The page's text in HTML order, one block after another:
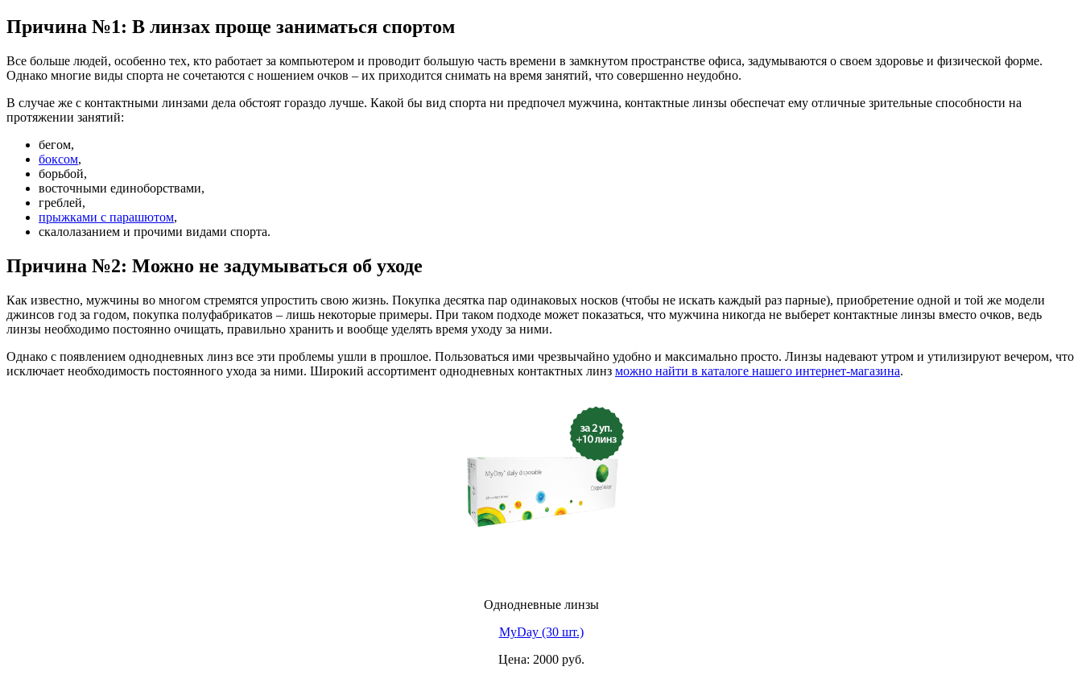
Причина №1: В линзах проще заниматься спортом
Все больше людей, особенно тех, кто работает за компьютером и проводит большую часть времени в замкнутом пространстве офиса, задумываются о своем здоровье и физической форме.
Однако многие виды спорта не сочетаются с ношением очков – их приходится снимать на время занятий, что совершенно неудобно.
В случае же с контактными линзами дела обстоят гораздо лучше. Какой бы вид спорта ни предпочел мужчина, контактные линзы обеспечат ему отличные зрительные способности на
протяжении занятий:
бегом,
боксом,
борьбой,
восточными единоборствами,
греблей,
прыжками с парашютом,
скалолазанием и прочими видами спорта.
Причина №2: Можно не задумываться об уходе
Как известно, мужчины во многом стремятся упростить свою жизнь. Покупка десятка пар одинаковых носков (чтобы не искать каждый раз парные), приобретение одной и той же модели
джинсов год за годом, покупка полуфабрикатов – лишь некоторые примеры. При таком подходе может показаться, что мужчина никогда не выберет контактные линзы вместо очков, ведь
линзы необходимо постоянно очищать, правильно хранить и вообще уделять время уходу за ними.
Однако с появлением однодневных линз все эти проблемы ушли в прошлое. Пользоваться ими чрезвычайно удобно и максимально просто. Линзы надевают утром и утилизируют вечером, что
исключает необходимость постоянного ухода за ними. Широкий ассортимент однодневных контактных линз можно найти в каталоге нашего интернет-магазина.
Однодневные линзы
MyDay (30 шт.)
Цена: 2000 руб.